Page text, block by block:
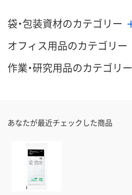
袋・包装資材のカテゴリー
オフィス用品のカテゴリー
作業・研究用品のカテゴリー
あなたが最近チェックした商品